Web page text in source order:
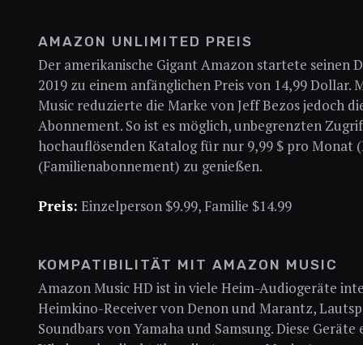
AMAZON UNLIMITED PREIS
Der amerikanische Gigant Amazon startete seinen
2019 zu einem anfänglichen Preis von 14,99
Music reduzierte die Marke von Jeff Bezos jedoch
Abonnement. So ist es möglich, unbegrenzten
hochauflösenden Katalog für nur 9,99 $ pro Monat
(Familienabonnement) zu genießen.
Preis: Einzelperson $9.99, Familie $14.99
KOMPATIBILITÄT MIT AMAZON MUSIC
Amazon Music HD ist in viele Heim-Audiogeräte
Heimkino-Receiver von Denon und Marantz,
Soundbars von Yamaha und Samsung. Diese